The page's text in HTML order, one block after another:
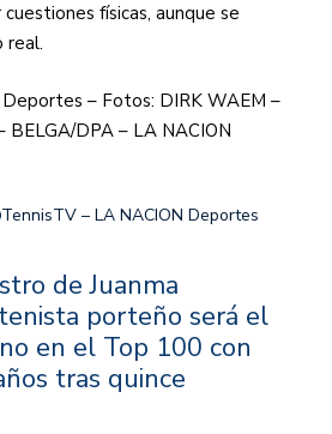
físicas, aunque se
real.
– Fotos: DIRK WAEM –
BELGA/DPA – LA NACION
– LA NACION Deportes
de Juanma
porteño será el
en el Top 100 con
tras quince